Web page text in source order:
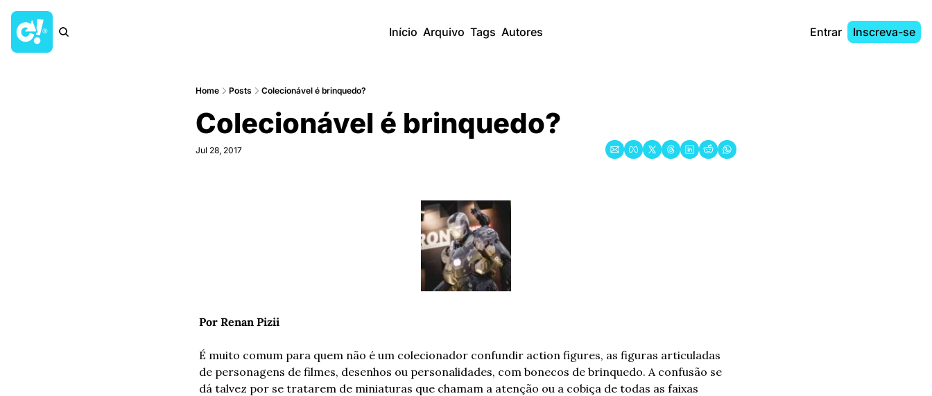
Início Arquivo Tags Autores Entrar Inscreva-se
Home Posts Colecionável é brinquedo?
Colecionável é brinquedo?
Jul 28, 2017
Por Renan Pizii
É muito comum para quem não é um colecionador confundir action figures, as figuras articuladas
de personagens de filmes, desenhos ou personalidades, com bonecos de brinquedo. A confusão se
dá talvez por se tratarem de miniaturas que chamam a atenção ou a cobiça de todas as faixas